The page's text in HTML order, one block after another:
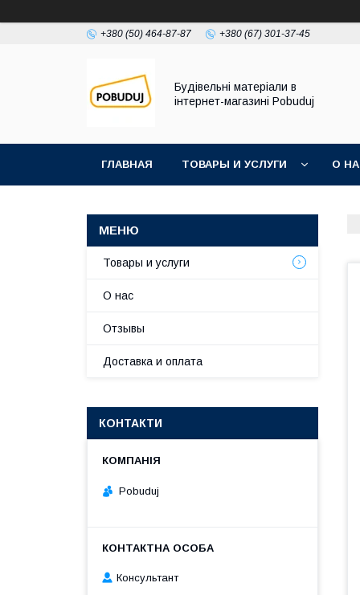
+380 (50) 464-87-87 +380 (67) 301-37-45
Будівельні матеріали в
інтернет-магазині Pobuduj
ГЛАВНАЯ ТОВАРЫ И УСЛУГИ О
Товары и услуги
О нас
Отзывы
Доставка и оплата
КОНТАКТИ
Pobuduj
Консультант